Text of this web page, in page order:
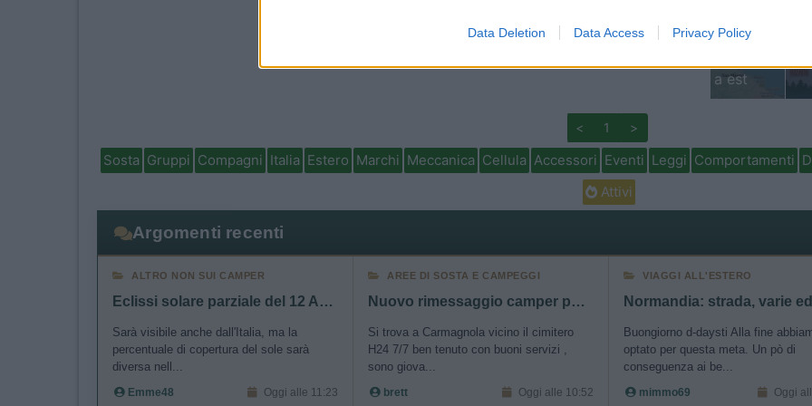
I want to allow Google to enable storage related to security, including
authentication functionality and fraud prevention, and other user protection.
Data Deletion Data Access Privacy Policy
Finlandia
< 1 >
Sosta Gruppi Compagni Italia Estero Marchi Meccanica Cellula Accessori Eventi Leggi Comportamenti
Attivi
Argomenti recenti
ALTRO NON SUI CAMPER
Eclissi solare parziale del 12 Agosto 2026
Sarà visibile anche dall'Italia, ma la
percentuale di copertura del sole sarà
diversa nell...
Emme48 Oggi alle 11:23
AREE DI SOSTA E CAMPEGGI
Nuovo rimessaggio camper posti coperti e scoperti
Si trova a Carmagnola vicino il cimitero
H24 7/7 ben tenuto con buoni servizi ,
sono giova...
brett Oggi alle 10:52
VIAGGI ALL'ESTERO
Buongiorno d-daysti Alla fine
optato per questa meta. Un pò di
conseguenza ai be...
mimmo69 Oggi